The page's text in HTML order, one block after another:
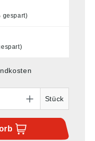
gespart)
Stück